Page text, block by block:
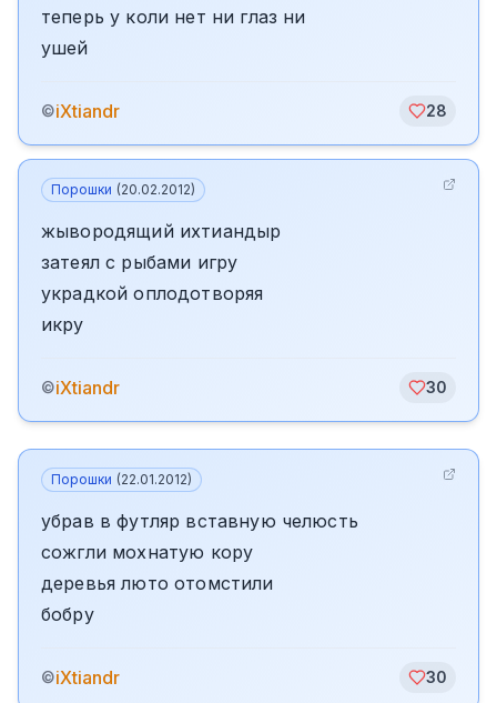
теперь у коли нет ни глаз ни
ушей
©iXtiandr 28
Порошки (20.02.2012)
жывородящий ихтиандыр
затеял с рыбами игру
украдкой оплодотворяя
икру
©iXtiandr 30
Порошки (22.01.2012)
убрав в футляр вставную челюсть
сожгли мохнатую кору
деревья люто отомстили
бобру
©iXtiandr 30